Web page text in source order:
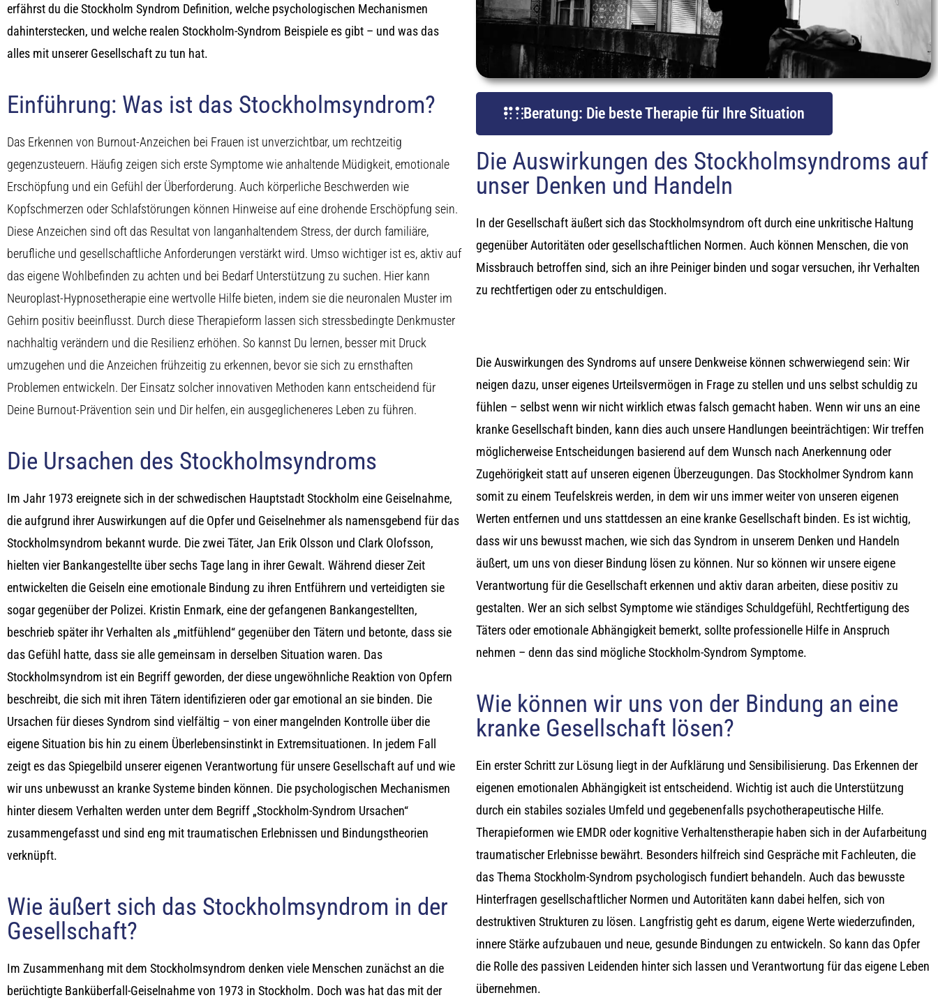
erfährst du die Stockholm Syndrom Definition, welche psychologischen Mechanismen
dahinterstecken, und welche realen Stockholm-Syndrom Beispiele es gibt – und was das
alles mit unserer Gesellschaft zu tun hat.
Einführung: Was ist das Stockholmsyndrom?
Das Erkennen von Burnout-Anzeichen bei Frauen ist unverzichtbar, um rechtzeitig
gegenzusteuern. Häufig zeigen sich erste Symptome wie anhaltende Müdigkeit, emotionale
Erschöpfung und ein Gefühl der Überforderung. Auch körperliche Beschwerden wie
Kopfschmerzen oder Schlafstörungen können Hinweise auf eine drohende Erschöpfung sein.
Diese Anzeichen sind oft das Resultat von langanhaltendem Stress, der durch familiäre,
berufliche und gesellschaftliche Anforderungen verstärkt wird. Umso wichtiger ist es, aktiv auf
das eigene Wohlbefinden zu achten und bei Bedarf Unterstützung zu suchen. Hier kann
Neuroplast-Hypnosetherapie eine wertvolle Hilfe bieten, indem sie die neuronalen Muster im
Gehirn positiv beeinflusst. Durch diese Therapieform lassen sich stressbedingte Denkmuster
nachhaltig verändern und die Resilienz erhöhen. So kannst Du lernen, besser mit Druck
umzugehen und die Anzeichen frühzeitig zu erkennen, bevor sie sich zu ernsthaften
Problemen entwickeln. Der Einsatz solcher innovativen Methoden kann entscheidend für
Deine Burnout-Prävention sein und Dir helfen, ein ausgeglicheneres Leben zu führen.
Die Ursachen des Stockholmsyndroms
Im Jahr 1973 ereignete sich in der schwedischen Hauptstadt Stockholm eine Geiselnahme,
die aufgrund ihrer Auswirkungen auf die Opfer und Geiselnehmer als namensgebend für das
Stockholmsyndrom bekannt wurde. Die zwei Täter, Jan Erik Olsson und Clark Olofsson,
hielten vier Bankangestellte über sechs Tage lang in ihrer Gewalt. Während dieser Zeit
entwickelten die Geiseln eine emotionale Bindung zu ihren Entführern und verteidigten sie
sogar gegenüber der Polizei. Kristin Enmark, eine der gefangenen Bankangestellten,
beschrieb später ihr Verhalten als „mitfühlend“ gegenüber den Tätern und betonte, dass sie
das Gefühl hatte, dass sie alle gemeinsam in derselben Situation waren. Das
Stockholmsyndrom ist ein Begriff geworden, der diese ungewöhnliche Reaktion von Opfern
beschreibt, die sich mit ihren Tätern identifizieren oder gar emotional an sie binden. Die
Ursachen für dieses Syndrom sind vielfältig – von einer mangelnden Kontrolle über die
eigene Situation bis hin zu einem Überlebensinstinkt in Extremsituationen. In jedem Fall
zeigt es das Spiegelbild unserer eigenen Verantwortung für unsere Gesellschaft auf und wie
wir uns unbewusst an kranke Systeme binden können. Die psychologischen Mechanismen
hinter diesem Verhalten werden unter dem Begriff „Stockholm-Syndrom Ursachen“
zusammengefasst und sind eng mit traumatischen Erlebnissen und Bindungstheorien
verknüpft.
Wie äußert sich das Stockholmsyndrom in der
Gesellschaft?
Im Zusammenhang mit dem Stockholmsyndrom denken viele Menschen zunächst an die
berüchtigte Banküberfall-Geiselnahme von 1973 in Stockholm. Doch was hat das mit der
Beratung: Die beste Therapie für Ihre Situation
Die Auswirkungen des Stockholmsyndroms auf
unser Denken und Handeln
In der Gesellschaft äußert sich das Stockholmsyndrom oft durch eine unkritische Haltung
gegenüber Autoritäten oder gesellschaftlichen Normen. Auch können Menschen, die von
Missbrauch betroffen sind, sich an ihre Peiniger binden und sogar versuchen, ihr Verhalten
zu rechtfertigen oder zu entschuldigen.
Die Auswirkungen des Syndroms auf unsere Denkweise können schwerwiegend sein: Wir
neigen dazu, unser eigenes Urteilsvermögen in Frage zu stellen und uns selbst schuldig zu
fühlen – selbst wenn wir nicht wirklich etwas falsch gemacht haben. Wenn wir uns an eine
kranke Gesellschaft binden, kann dies auch unsere Handlungen beeinträchtigen: Wir treffen
möglicherweise Entscheidungen basierend auf dem Wunsch nach Anerkennung oder
Zugehörigkeit statt auf unseren eigenen Überzeugungen. Das Stockholmer Syndrom kann
somit zu einem Teufelskreis werden, in dem wir uns immer weiter von unseren eigenen
Werten entfernen und uns stattdessen an eine kranke Gesellschaft binden. Es ist wichtig,
dass wir uns bewusst machen, wie sich das Syndrom in unserem Denken und Handeln
äußert, um uns von dieser Bindung lösen zu können. Nur so können wir unsere eigene
Verantwortung für die Gesellschaft erkennen und aktiv daran arbeiten, diese positiv zu
gestalten. Wer an sich selbst Symptome wie ständiges Schuldgefühl, Rechtfertigung des
Täters oder emotionale Abhängigkeit bemerkt, sollte professionelle Hilfe in Anspruch
nehmen – denn das sind mögliche Stockholm-Syndrom Symptome.
Wie können wir uns von der Bindung an eine
kranke Gesellschaft lösen?
Ein erster Schritt zur Lösung liegt in der Aufklärung und Sensibilisierung. Das Erkennen der
eigenen emotionalen Abhängigkeit ist entscheidend. Wichtig ist auch die Unterstützung
durch ein stabiles soziales Umfeld und gegebenenfalls psychotherapeutische Hilfe.
Therapieformen wie EMDR oder kognitive Verhaltenstherapie haben sich in der Aufarbeitung
traumatischer Erlebnisse bewährt. Besonders hilfreich sind Gespräche mit Fachleuten, die
das Thema Stockholm-Syndrom psychologisch fundiert behandeln. Auch das bewusste
Hinterfragen gesellschaftlicher Normen und Autoritäten kann dabei helfen, sich von
destruktiven Strukturen zu lösen. Langfristig geht es darum, eigene Werte wiederzufinden,
innere Stärke aufzubauen und neue, gesunde Bindungen zu entwickeln. So kann das Opfer
die Rolle des passiven Leidenden hinter sich lassen und Verantwortung für das eigene Leben
übernehmen.